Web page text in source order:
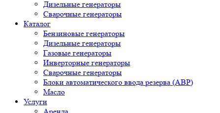
Дизельные генераторы
Сварочные генераторы
Каталог
Бензиновые генераторы
Дизельные генераторы
Газовые генераторы
Инверторные генераторы
Сварочные генераторы
Блоки автоматического ввода резерва (АВР)
Масло
Услуги